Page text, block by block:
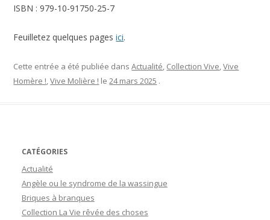
ISBN : 979-10-91750-25-7
Feuilletez quelques pagesici.
Cette entrée a été publiée dansActualité, Collection Vive,Vive
Homère !,Vive Molière ! le24 mars 2025 .
CATÉGORIES
Actualité
Angèle ou le syndrome de la wassingue
Briques à branques
Collection La Vie rêvée des choses